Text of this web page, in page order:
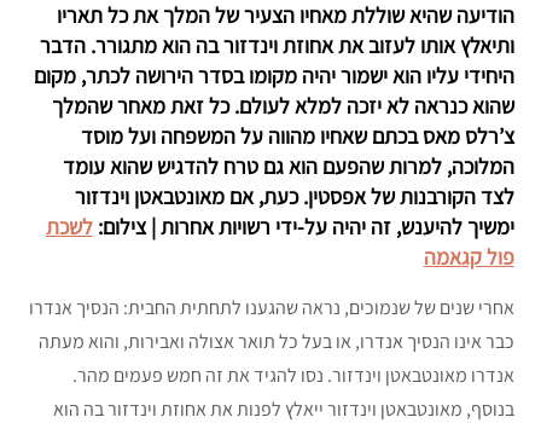
הודיעה שהיא שוללת מאחיו הצעיר של המלך את כל תאריו
ותיאלץ אותו לעזוב את אחוזת וינדזור בה הוא מתגורר. הדבר
היחידי עליו הוא ישמור יהיה מקומו בסדר הירושה לכתר, מקום
שהוא כנראה לא יזכה למלא לעולם. כל זאת מאחר שהמלך
צ’רלס מאס בכתם שאחיו מהווה על המשפחה ועל מוסד
המלוכה, למרות שהפעם הוא גם טרח להדגיש שהוא עומד
לצד הקורבנות של אפסטין. כעת, אם מאונטבאטן וינדזור
ימשיך להיענש, זה יהיה על-ידי רשויות אחרות | צילום:לשכת
פול קגאמה
אחרי שנים של שנמוכים, נראה שהגענו לתחתית החבית: הנסיך אנדרו
כבר אינו הנסיך אנדרו, או בעל כל תואר אצולה ואבירות, והוא מעתה
אנדרו מאונטבאטן וינדזור. נסו להגיד את זה חמש פעמים מהר.
בנוסף, מאונטבאטן וינדזור ייאלץ לפנות את אחוזת וינדזור בה הוא